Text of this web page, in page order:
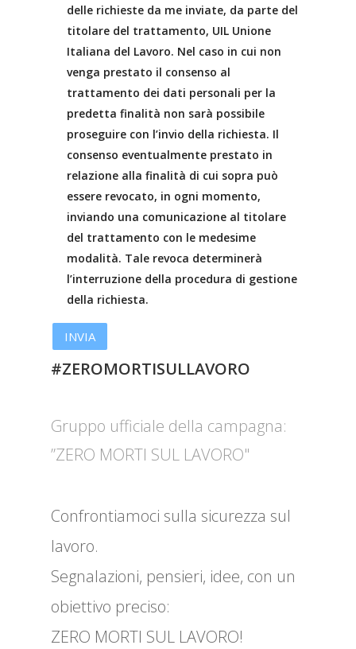
delle richieste da me inviate, da parte del
titolare del trattamento, UIL Unione
Italiana del Lavoro. Nel caso in cui non
venga prestato il consenso al
trattamento dei dati personali per la
predetta finalità non sarà possibile
proseguire con l’invio della richiesta. Il
consenso eventualmente prestato in
relazione alla finalità di cui sopra può
essere revocato, in ogni momento,
inviando una comunicazione al titolare
del trattamento con le medesime
modalità. Tale revoca determinerà
l’interruzione della procedura di gestione
della richiesta.
#ZEROMORTISULLAVORO
Gruppo ufficiale della campagna:
”ZERO MORTI SUL LAVORO"
Confrontiamoci sulla sicurezza sul
lavoro.
Segnalazioni, pensieri, idee, con un
obiettivo preciso:
ZERO MORTI SUL LAVORO!